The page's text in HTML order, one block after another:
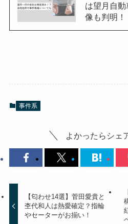
は望月自
像も判明！
事件系
よかったらシェ
【匂わせ14選】菅田愛貴と
杢代和人は熱愛確定？指輪
やセーターがお揃い！